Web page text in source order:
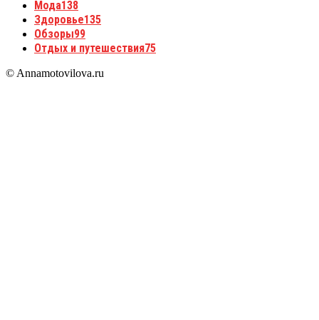
Мода138
Здоровье135
Обзоры99
Отдых и путешествия75
© Annamotovilova.ru